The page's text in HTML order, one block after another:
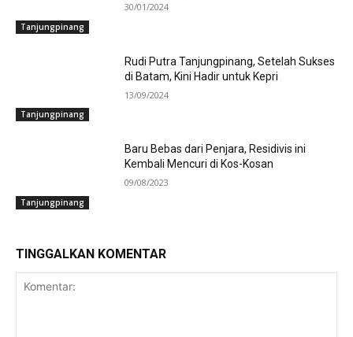
Tanjungpinang
30/01/2024
Tanjungpinang
Rudi Putra Tanjungpinang, Setelah Sukses
di Batam, Kini Hadir untuk Kepri
13/09/2024
Tanjungpinang
Baru Bebas dari Penjara, Residivis ini
Kembali Mencuri di Kos-Kosan
09/08/2023
TINGGALKAN KOMENTAR